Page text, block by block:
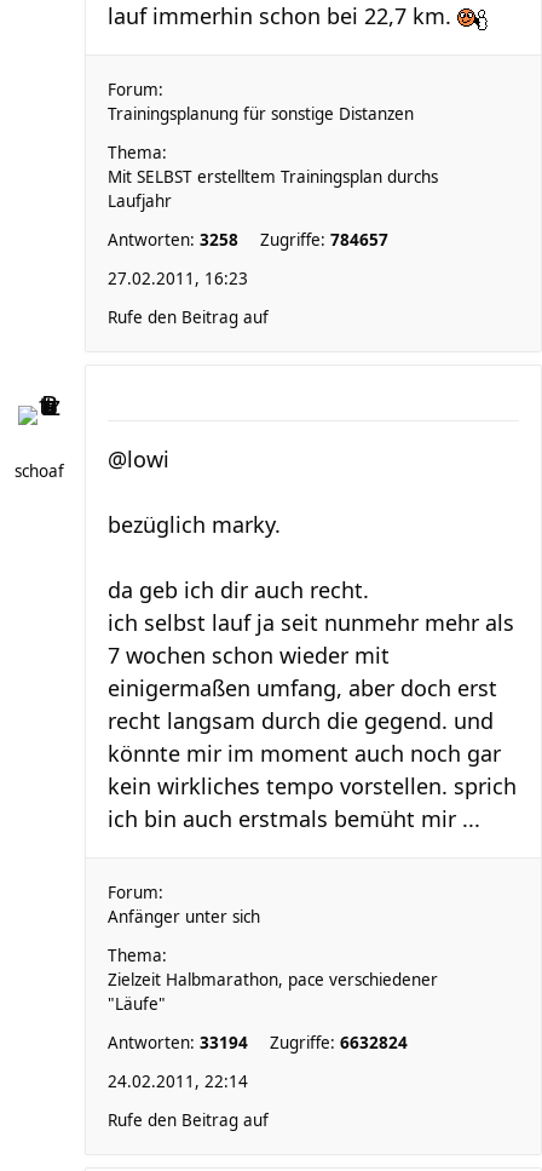
lauf immerhin schon bei 22,7 km.
Forum:
Trainingsplanung für sonstige Distanzen
Thema:
Mit SELBST erstelltem Trainingsplan durchs
Laufjahr
Antworten: 3258 Zugriffe: 784657
27.02.2011, 16:23
Rufe den Beitrag auf
schoaf @lowi
bezüglich marky.
da geb ich dir auch recht.
ich selbst lauf ja seit nunmehr mehr als
7 wochen schon wieder mit
einigermaßen umfang, aber doch erst
recht langsam durch die gegend. und
könnte mir im moment auch noch gar
kein wirkliches tempo vorstellen. sprich
ich bin auch erstmals bemüht mir ...
Forum:
Anfänger unter sich
Thema:
Zielzeit Halbmarathon, pace verschiedener
"Läufe"
Antworten: 33194 Zugriffe: 6632824
24.02.2011, 22:14
Rufe den Beitrag auf